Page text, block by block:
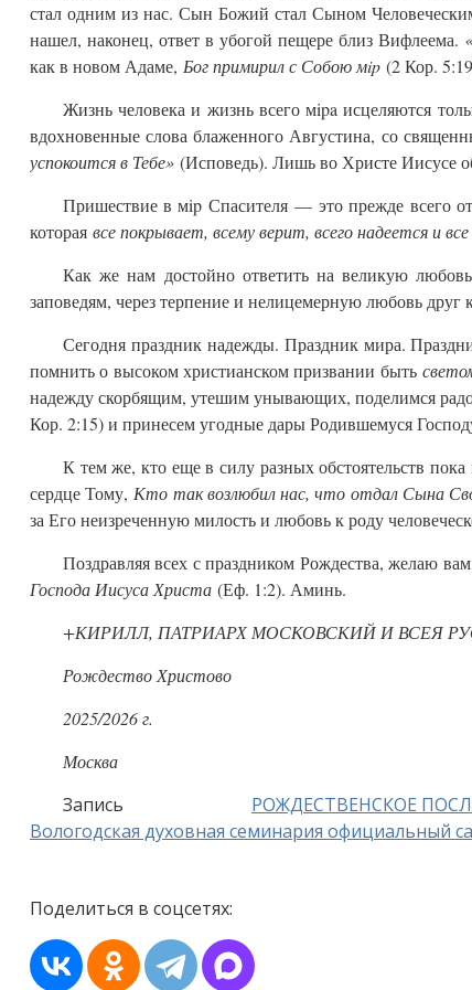
стал одним из нас. Сын Божий стал Сыном
нашел, наконец, ответ в убогой пещере близ Вифлеема.
как в новом Адаме, Бог примирил с Собою мip (2 Кор.
Жизнь человека и жизнь всего мipa исцеляются
вдохновенные слова блаженного Августина, со
успокоится в Тебе» (Исповедь). Лишь во Христе Иисусе
Пришествие в мip Спасителя — это прежде всего
которая все покрывает, всему верит, всего надеется и
Как же нам достойно ответить на великую
заповедям, через терпение и нелицемерную любовь
Сегодня праздник надежды. Праздник мира.
помнить о высоком христианском призвании быть
надежду скорбящим, утешим унывающих, поделимся
Кор. 2:15) и принесем угодные дары Родившемуся
К тем же, кто еще в силу разных обстоятельств
сердце Тому, Кто так возлюбил нас, что отдал Сына
за Его неизреченную милость и любовь к роду
Поздравляя всех с праздником Рождества, желаю
Господа Иисуса Христа (Еф. 1:2). Аминь.
+КИРИЛЛ, ПАТРИАРХ МОСКОВСКИЙ И ВСЕЯ
Рождество Христово
2025/2026 г.
Москва
Запись РОЖДЕСТВЕНСКОЕ
Вологодская духовная семинария официальный
Поделиться в соцсетях: